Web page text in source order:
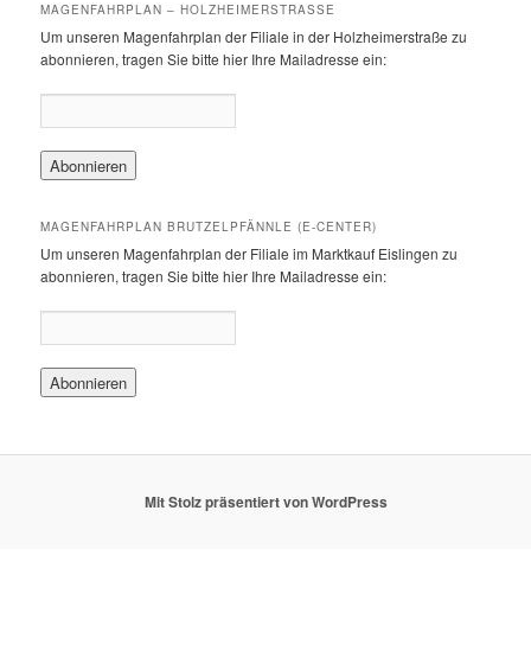
MAGENFAHRPLAN – HOLZHEIMERSTRASSE
Um unseren Magenfahrplan der Filiale in der Holzheimerstraße zu
abonnieren, tragen Sie bitte hier Ihre Mailadresse ein:
MAGENFAHRPLAN BRUTZELPFÄNNLE (E-CENTER)
Um unseren Magenfahrplan der Filiale im Marktkauf Eislingen zu
abonnieren, tragen Sie bitte hier Ihre Mailadresse ein:
Mit Stolz präsentiert von WordPress